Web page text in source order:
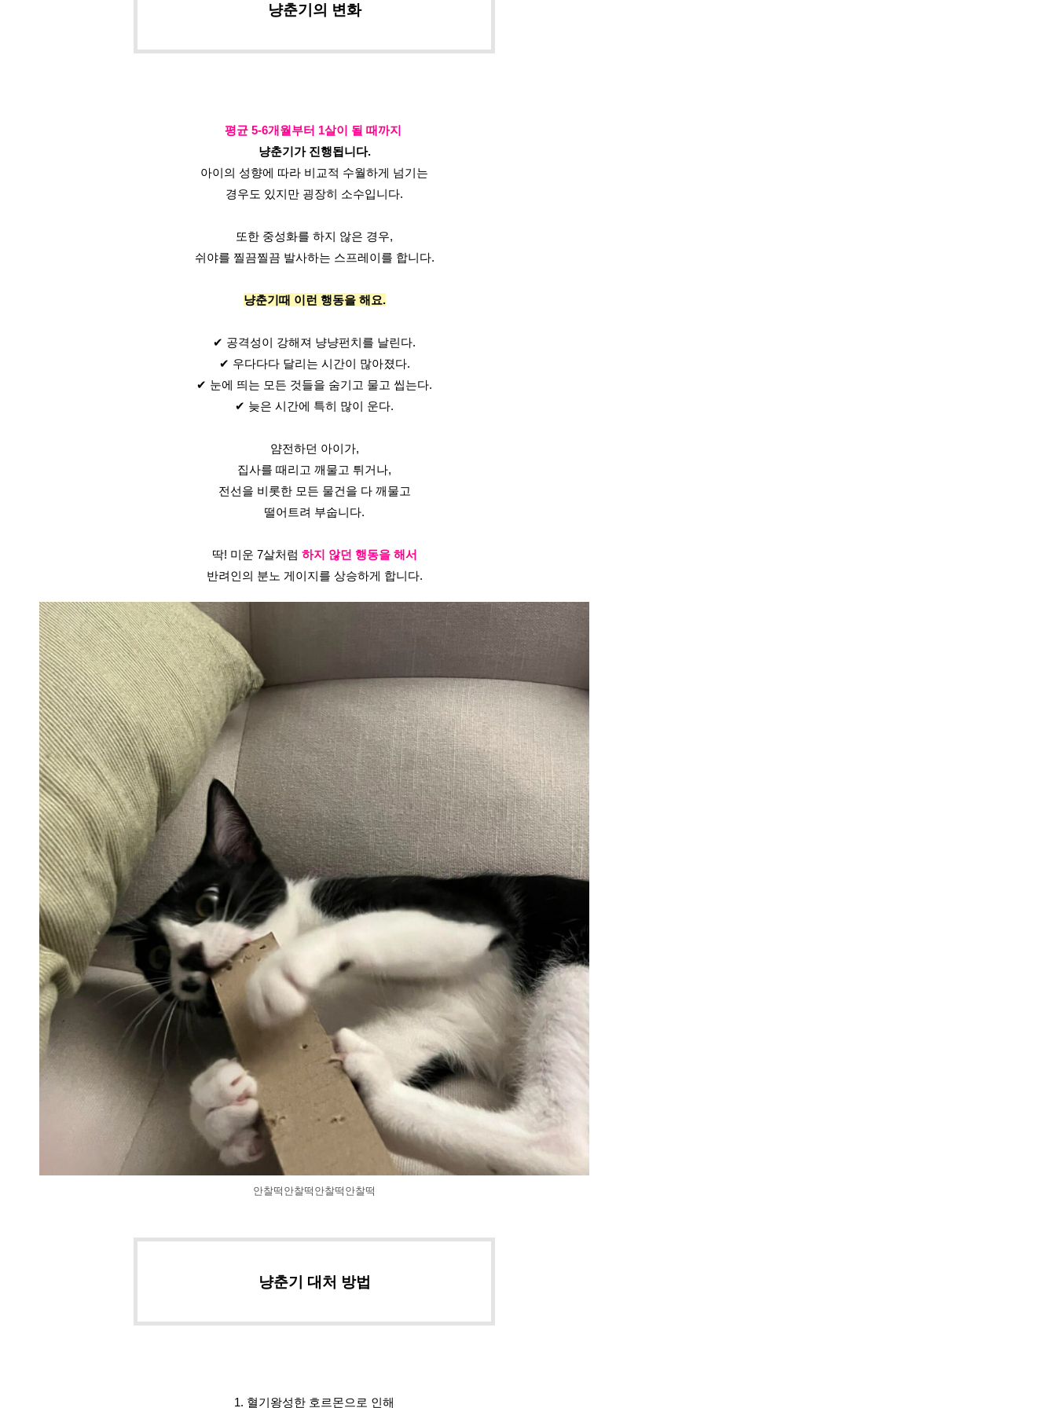
냥춘기의 변화
평균 5-6개월부터 1살이 될 때까지
냥춘기가 진행됩니다.
아이의 성향에 따라 비교적 수월하게 넘기는
경우도 있지만 굉장히 소수입니다.
또한 중성화를 하지 않은 경우,
쉬야를 찔끔찔끔 발사하는 스프레이를 합니다.
냥춘기때 이런 행동을 해요.
✔ 공격성이 강해져 냥냥펀치를 날린다.
✔ 우다다다 달리는 시간이 많아졌다.
✔ 눈에 띄는 모든 것들을 숨기고 물고 씹는다.
✔ 늦은 시간에 특히 많이 운다.
얌전하던 아이가,
집사를 때리고 깨물고 튀거나,
전선을 비롯한 모든 물건을 다 깨물고
떨어트려 부숩니다.
딱! 미운 7살처럼 하지 않던 행동을 해서
반려인의 분노 게이지를 상승하게 합니다.
안찰떡안찰떡안찰떡안찰떡
냥춘기 대처 방법
1. 혈기왕성한 호르몬으로 인해